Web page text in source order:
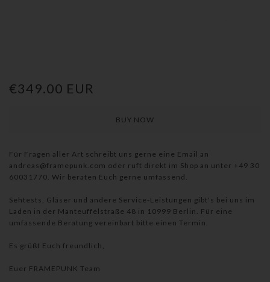
€349.00 EUR
Für Fragen aller Art schreibt uns gerne eine Email an
andreas@framepunk.com oder ruft direkt im Shop an unter +49 30
60031770. Wir beraten Euch gerne umfassend.
Sehtests, Gläser und andere Service-Leistungen gibt's bei uns im
Laden in der Manteuffelstraße 48 in 10999 Berlin. Für eine
umfassende Beratung vereinbart bitte einen Termin.
Es grüßt Euch freundlich,
Euer FRAMEPUNK Team